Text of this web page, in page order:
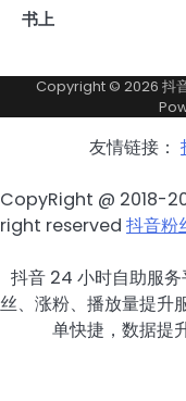
书上
Copyright © 2026 抖
友情链接：
CopyRight @ 2018-
right reserved 抖音粉
抖音 24 小时自助服
丝、涨粉、播放量提升
单快捷，数据提